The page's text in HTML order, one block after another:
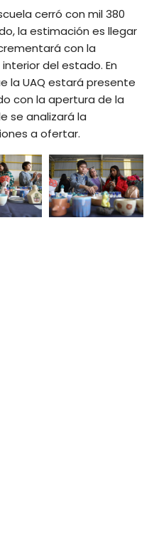
cerró con mil 380
la estimación es llegar
con la
del estado. En
la UAQ estará presente
con la apertura de la
se analizará la
a ofertar.